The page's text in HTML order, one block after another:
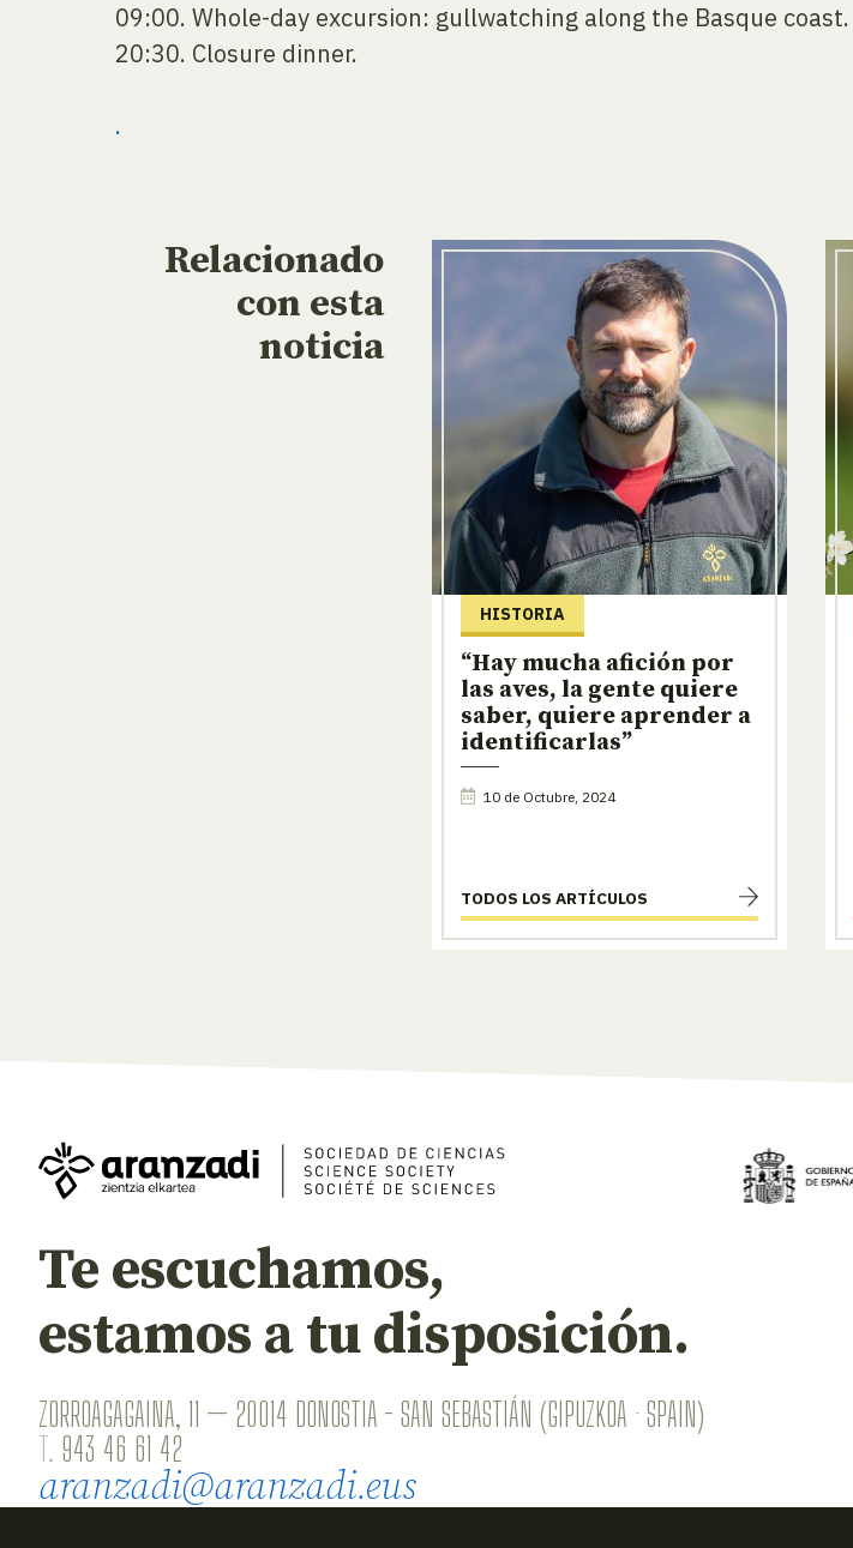
09:00. Whole-day excursion: gullwatching along the Basque coast.
20:30. Closure dinner.
.
Relacionado
con esta
noticia
HISTORIA
“Hay mucha afición por
las aves, la gente quiere
saber, quiere aprender a
identificarlas”
10 de Octubre, 2024
TODOS LOS ARTÍCULOS
Te escuchamos,
estamos a tu disposición.
ZORROAGAGAINA, 11 — 20014 DONOSTIA - SAN SEBASTIÁN (GIPUZKOA · SPAIN)
T. 943 46 61 42
aranzadi@aranzadi.eus